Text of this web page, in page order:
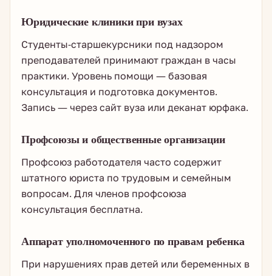
Юридические клиники при вузах
Студенты-старшекурсники под надзором
преподавателей принимают граждан в часы
практики. Уровень помощи — базовая
консультация и подготовка документов.
Запись — через сайт вуза или деканат юрфака.
Профсоюзы и общественные организации
Профсоюз работодателя часто содержит
штатного юриста по трудовым и семейным
вопросам. Для членов профсоюза
консультация бесплатна.
Аппарат уполномоченного по правам ребенка
При нарушениях прав детей или беременных в